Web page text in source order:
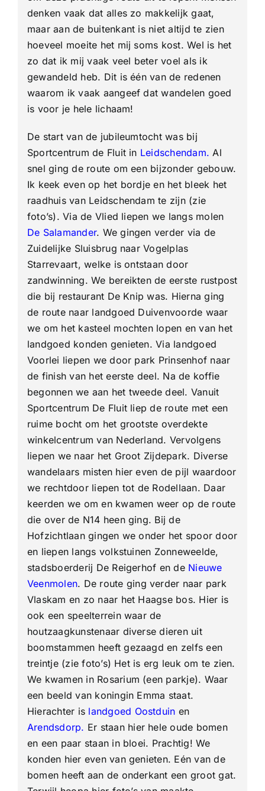
denken vaak dat alles zo makkelijk gaat,
maar aan de buitenkant is niet altijd te zien
hoeveel moeite het mij soms kost. Wel is het
zo dat ik mij vaak veel beter voel als ik
gewandeld heb. Dit is één van de redenen
waarom ik vaak aangeef dat wandelen goed
is voor je hele lichaam!
De start van de jubileumtocht was bij
Sportcentrum de Fluit in Leidschendam. Al
snel ging de route om een bijzonder gebouw.
Ik keek even op het bordje en het bleek het
raadhuis van Leidschendam te zijn (zie
foto’s). Via de Vlied liepen we langs molen
De Salamander. We gingen verder via de
Zuidelijke Sluisbrug naar Vogelplas
Starrevaart, welke is ontstaan door
zandwinning. We bereikten de eerste rustpost
die bij restaurant De Knip was. Hierna ging
de route naar landgoed Duivenvoorde waar
we om het kasteel mochten lopen en van het
landgoed konden genieten. Via landgoed
Voorlei liepen we door park Prinsenhof naar
de finish van het eerste deel. Na de koffie
begonnen we aan het tweede deel. Vanuit
Sportcentrum De Fluit liep de route met een
ruime bocht om het grootste overdekte
winkelcentrum van Nederland. Vervolgens
liepen we naar het Groot Zijdepark. Diverse
wandelaars misten hier even de pijl waardoor
we rechtdoor liepen tot de Rodellaan. Daar
keerden we om en kwamen weer op de route
die over de N14 heen ging. Bij de
Hofzichtlaan gingen we onder het spoor door
en liepen langs volkstuinen Zonneweelde,
stadsboerderij De Reigerhof en de Nieuwe
Veenmolen. De route ging verder naar park
Vlaskam en zo naar het Haagse bos. Hier is
ook een speelterrein waar de
houtzaagkunstenaar diverse dieren uit
boomstammen heeft gezaagd en zelfs een
treintje (zie foto’s) Het is erg leuk om te zien.
We kwamen in Rosarium (een parkje). Waar
een beeld van koningin Emma staat.
Hierachter is landgoed Oostduin en
Arendsdorp. Er staan hier hele oude bomen
en een paar staan in bloei. Prachtig! We
konden hier even van genieten. Eén van de
bomen heeft aan de onderkant een groot gat.